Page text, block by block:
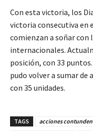
Con esta victoria, los
victoria consecutiva en
comienzan a soñar con
internacionales.
posición, con 33
pudo volver a sumar de
con 35 unidades.
TAGS acciones